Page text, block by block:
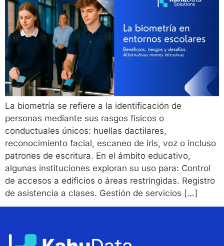
La biometría se refiere a la identificación de
personas mediante sus rasgos físicos o
conductuales únicos: huellas dactilares,
reconocimiento facial, escaneo de iris, voz o incluso
patrones de escritura. En el ámbito educativo,
algunas instituciones exploran su uso para: Control
de accesos a edificios o áreas restringidas. Registro
de asistencia a clases. Gestión de servicios […]